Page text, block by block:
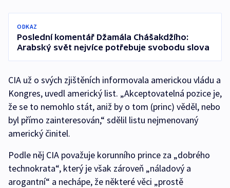
ODKAZ
Poslední komentář Džamála Chášakdžího:
Arabský svět nejvíce potřebuje svobodu slova
CIA už o svých zjištěních informovala americkou vládu a
Kongres, uvedl americký list. „Akceptovatelná pozice je,
že se to nemohlo stát, aniž by o tom (princ) věděl, nebo
byl přímo zainteresován,“ sdělil listu nejmenovaný
americký činitel.
Podle něj CIA považuje korunního prince za „dobrého
technokrata“, který je však zároveň „náladový a
arogantní“ a nechápe, že některé věci „prostě